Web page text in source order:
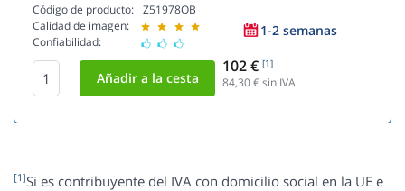
Código de producto:
Calidad de imagen:
Confiabilidad:
Z51978OB
1-2 semanas
102 € [1]
84,30€ sin IVA
[1]Si es contribuyente del IVA con domicilio social en la UE e